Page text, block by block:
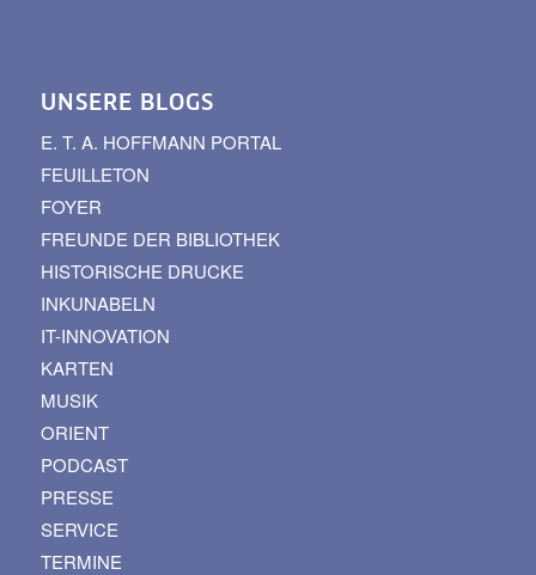
UNSERE BLOGS
E. T. A. HOFFMANN PORTAL
FEUILLETON
FOYER
FREUNDE DER BIBLIOTHEK
HISTORISCHE DRUCKE
INKUNABELN
IT-INNOVATION
KARTEN
MUSIK
ORIENT
PODCAST
PRESSE
SERVICE
TERMINE